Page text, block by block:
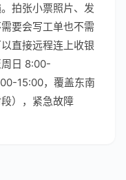
拍张小票照片、发
要会写工单也不需
直接远程连上收银
日 8:00-
15:00，覆盖东南
），紧急故障